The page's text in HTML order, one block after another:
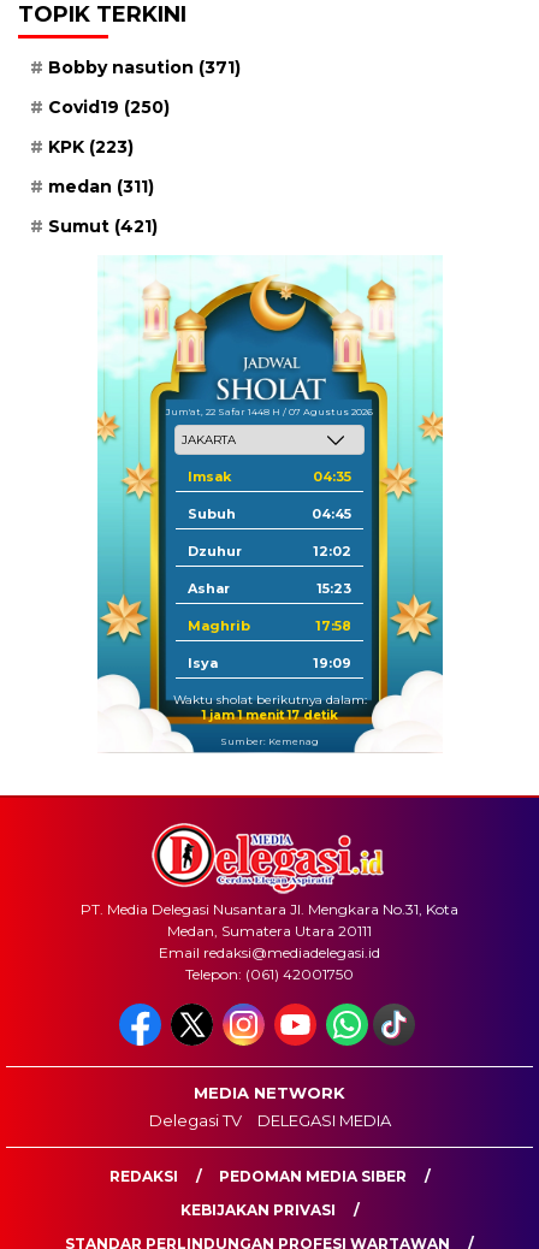
TOPIK TERKINI
Bobby nasution (371)
Covid19 (250)
KPK (223)
medan (311)
Sumut (421)
Jum'at, 22 Safar 1448 H / 07 Agustus 2026
Imsak 04:35
Subuh 04:45
Dzuhur 12:02
Ashar 15:23
Maghrib 17:58
Isya 19:09
Waktu sholat berikutnya dalam:
1 jam 1 menit 17 detik
Sumber: Kemenag
PT. Media Delegasi Nusantara Jl. Mengkara No.31, Kota
Medan, Sumatera Utara 20111
Email redaksi@mediadelegasi.id
Telepon: (061) 42001750
MEDIA NETWORK
Delegasi TV
DELEGASI MEDIA
REDAKSI
PEDOMAN MEDIA SIBER
KEBIJAKAN PRIVASI
STANDAR PERLINDUNGAN PROFESI WARTAWAN